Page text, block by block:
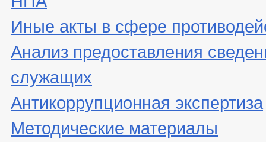
Иные акты в сфере
Анализ предоставления
служащих
Антикоррупционная экспертиза
Методические материалы